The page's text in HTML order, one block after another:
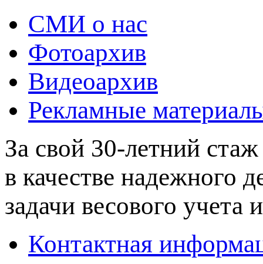
СМИ о нас
Фотоархив
Видеоархив
Рекламные
За свой 30-летний
в качестве надежного
задачи весового учета
Контактная